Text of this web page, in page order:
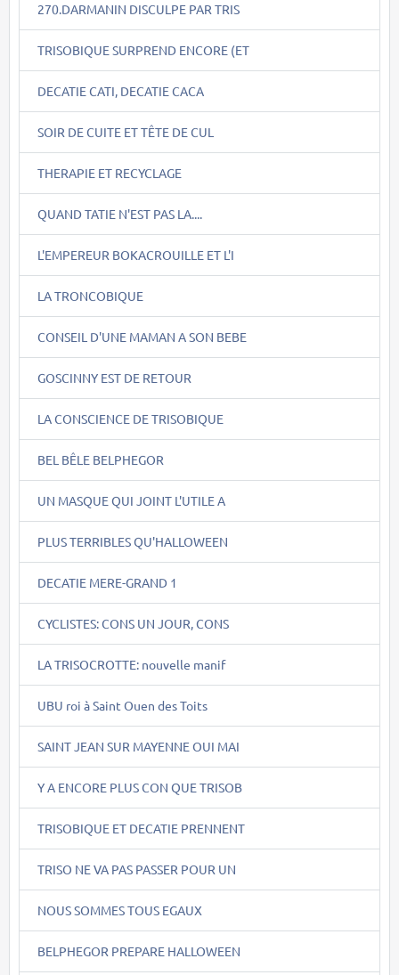
270.DARMANIN DISCULPE PAR TRIS
TRISOBIQUE SURPREND ENCORE (ET
DECATIE CATI, DECATIE CACA
SOIR DE CUITE ET TÊTE DE CUL
THERAPIE ET RECYCLAGE
QUAND TATIE N'EST PAS LA....
L'EMPEREUR BOKACROUILLE ET L'I
LA TRONCOBIQUE
CONSEIL D'UNE MAMAN A SON BEBE
GOSCINNY EST DE RETOUR
LA CONSCIENCE DE TRISOBIQUE
BEL BÊLE BELPHEGOR
UN MASQUE QUI JOINT L'UTILE A
PLUS TERRIBLES QU'HALLOWEEN
DECATIE MERE-GRAND 1
CYCLISTES: CONS UN JOUR, CONS
LA TRISOCROTTE: nouvelle manif
UBU roi à Saint Ouen des Toits
SAINT JEAN SUR MAYENNE OUI MAI
Y A ENCORE PLUS CON QUE TRISOB
TRISOBIQUE ET DECATIE PRENNENT
TRISO NE VA PAS PASSER POUR UN
NOUS SOMMES TOUS EGAUX
BELPHEGOR PREPARE HALLOWEEN